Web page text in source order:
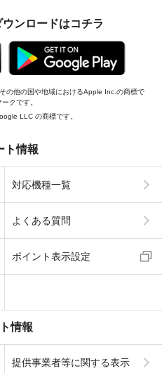
ンロードはコチラ
の他の国や地域におけるApple Inc.の商標で
クです。
LLC の商標です。
ト情報
対応機種一覧
よくある質問
ポイント表示設定
情報
提供事業者等に関する表示